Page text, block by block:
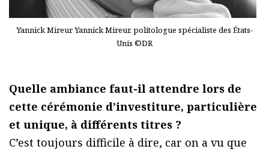
Yannick Mireur Yannick Mireur, politologue spécialiste des États-
Unis ©DR
Quelle ambiance faut-il attendre lors de
cette cérémonie d’investiture, particulière
et unique, à différents titres ?
C’est toujours difficile à dire, car on a vu que